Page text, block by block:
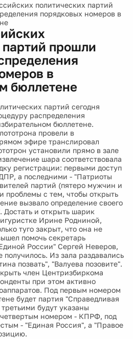
политических партий
порядковых номеров в
прошли
в
бюллетене
партий сегодня
распределения
бюллетене.
провели в
эфире транслировал
установили прямо в зале
шара соответствовала
регистрации: первыми доступ
а последними - "Патриоты
партий (пятеро мужчин и
проблемы с тем, чтобы открыть
вызвало определение своего
Достать и открыть шарик
Ирине Родниной,
туго закрыт, что она не
помочь секретарь
России" Сергей Неверов,
получилось. Из зала раздавались
позвать", "Валуева позовите".
член Центризбиркома
при этом активно
Под первым номером
будет партия "Справедливая
будут указаны
номером - КПРФ, под
- "Единая Россия", а "Правое